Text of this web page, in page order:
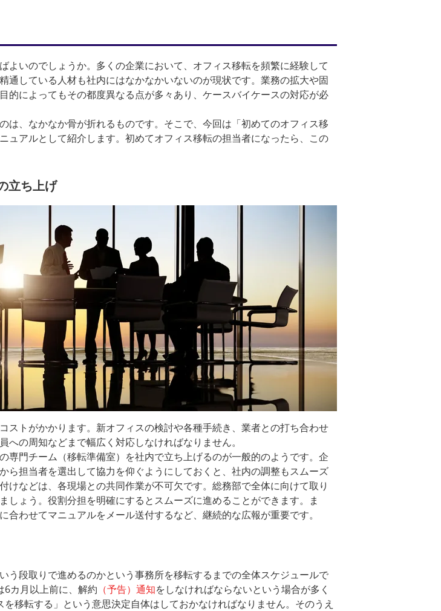
いのでしょうか。多くの企業において、オフィス移転を頻繁に経験して
通している人材も社内にはなかなかいないのが現状です。業務の拡大や固
的によってもその都度異なる点が多々あり、ケースバイケースの対応が必
、なかなか骨が折れるものです。そこで、今回は「初めてのオフィス移
ュアルとして紹介します。初めてオフィス移転の担当者になったら、この
立ち上げ
トがかかります。新オフィスの検討や各種手続き、業者との打ち合わせ
の周知などまで幅広く対応しなければなりません。
門チーム（移転準備室）を社内で立ち上げるのが一般的のようです。企
ら担当者を選出して協力を仰ぐようにしておくと、社内の調整もスムーズ
などは、各現場との共同作業が不可欠です。総務部で全体に向けて取り
ょう。役割分担を明確にするとスムーズに進めることができます。ま
わせてマニュアルをメール送付するなど、継続的な広報が重要です。
段取りで進めるのかという事務所を移転するまでの全体スケジュールで
6カ月以上前に、解約 （予告）通知をしなければならないという場合が多く
移転する」という意思決定自体はしておかなければなりません。そのうえ